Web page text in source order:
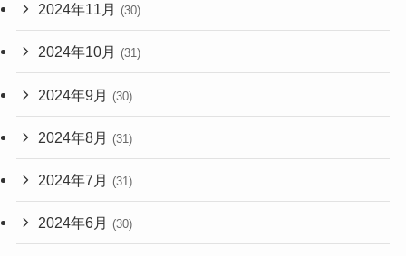
2024年11月 (30)
2024年10月 (31)
2024年9月 (30)
2024年8月 (31)
2024年7月 (31)
2024年6月 (30)